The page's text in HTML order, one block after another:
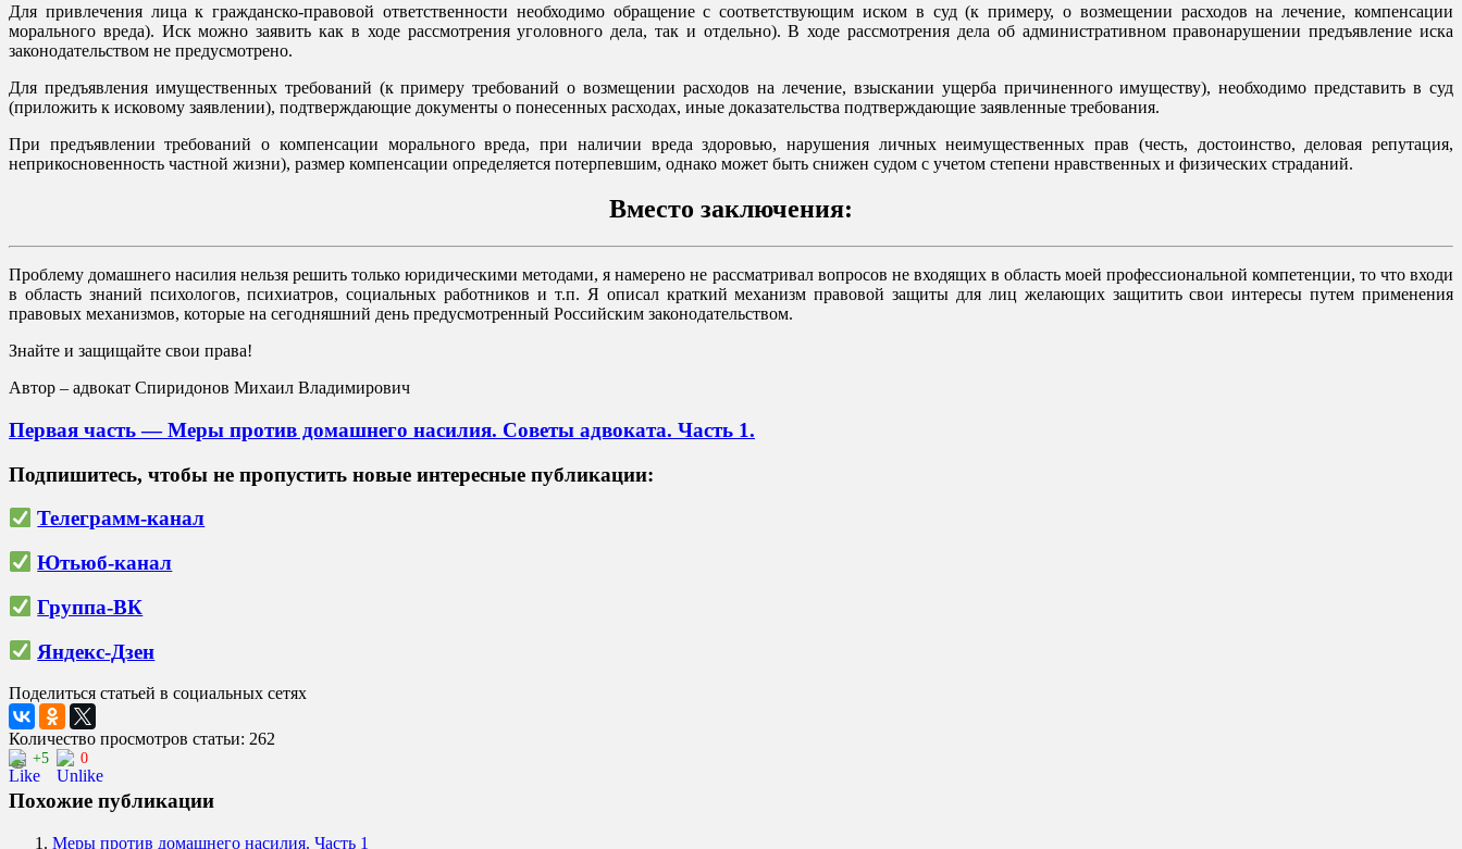
Для привлечения лица к гражданско-правовой ответственности необходимо обращение с соответствующим иском в суд (к примеру, о возмещении расходов на лечение, компенсации
морального вреда). Иск можно заявить как в ходе рассмотрения уголовного дела, так и отдельно). В ходе рассмотрения дела об административном правонарушении предъявление иска
законодательством не предусмотрено.
Для предъявления имущественных требований (к примеру требований о возмещении расходов на лечение, взыскании ущерба причиненного имуществу), необходимо представить в суд
(приложить к исковому заявлении), подтверждающие документы о понесенных расходах, иные доказательства подтверждающие заявленные требования.
При предъявлении требований о компенсации морального вреда, при наличии вреда здоровью, нарушения личных неимущественных прав (честь, достоинство, деловая репутация,
неприкосновенность частной жизни), размер компенсации определяется потерпевшим, однако может быть снижен судом с учетом степени нравственных и физических страданий.
Вместо заключения:
Проблему домашнего насилия нельзя решить только юридическими методами, я намерено не рассматривал вопросов не входящих в область моей профессиональной компетенции, то что входи
в область знаний психологов, психиатров, социальных работников и т.п. Я описал краткий механизм правовой защиты для лиц желающих защитить свои интересы путем применения
правовых механизмов, которые на сегодняшний день предусмотренный Российским законодательством.
Знайте и защищайте свои права!
Автор – адвокат Спиридонов Михаил Владимирович
Первая часть—Меры против домашнего насилия. Советы адвоката. Часть 1.
Подпишитесь, чтобы не пропустить новые интересные публикации:
Телеграмм-канал
Ютьюб-канал
Группа-ВК
Яндекс-Дзен
Поделиться статьей в социальных сетях
Количество просмотров статьи: 262
+5 0
Похожие публикации
Меры против домашнего насилия. Часть 1